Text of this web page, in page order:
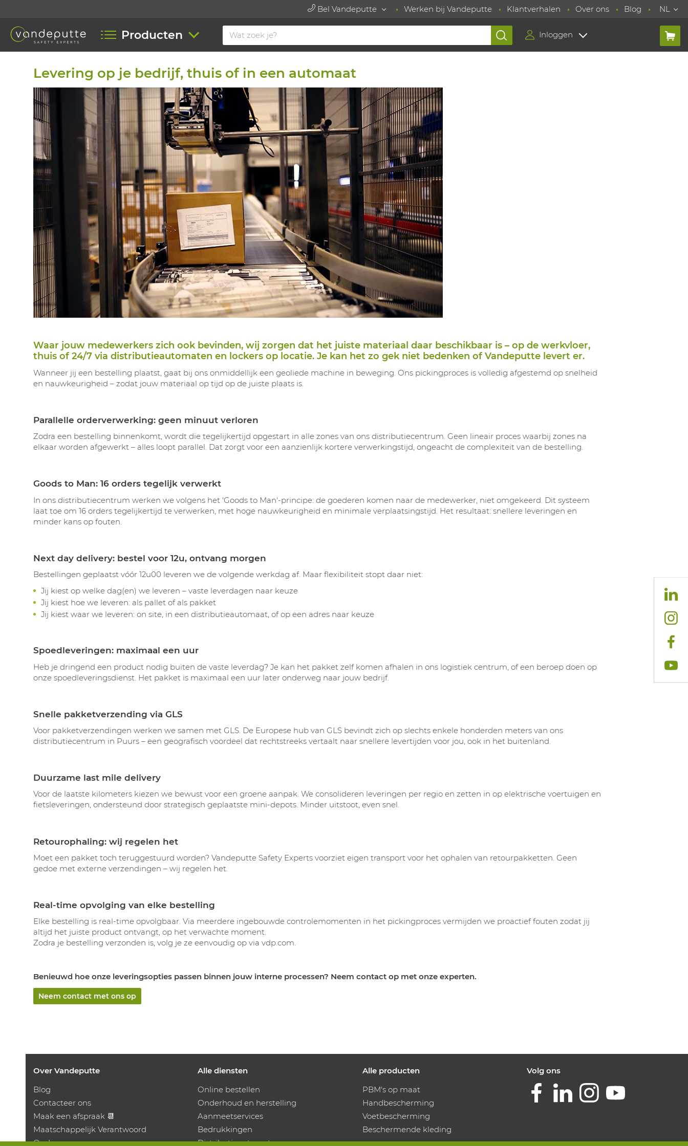
Bel Vandeputte Werken bij Vandeputte Klantverhalen Over ons Blog NL
Producten Inloggen
Levering op je bedrijf, thuis of in een automaat
Waar jouw medewerkers zich ook bevinden, wij zorgen dat het juiste materiaal daar beschikbaar is – op de werkvloer,
thuis of 24/7 via distributieautomaten en lockers op locatie. Je kan het zo gek niet bedenken of Vandeputte levert er.
Wanneer jij een bestelling plaatst, gaat bij ons onmiddellijk een geoliede machine in beweging. Ons pickingproces is volledig afgestemd op snelheid
en nauwkeurigheid – zodat jouw materiaal op tijd op de juiste plaats is.
Parallelle orderverwerking: geen minuut verloren
Zodra een bestelling binnenkomt, wordt die tegelijkertijd opgestart in alle zones van ons distributiecentrum. Geen lineair proces waarbij zones na
elkaar worden afgewerkt – alles loopt parallel. Dat zorgt voor een aanzienlijk kortere verwerkingstijd, ongeacht de complexiteit van de bestelling.
Goods to Man: 16 orders tegelijk verwerkt
In ons distributiecentrum werken we volgens het 'Goods to Man'-principe: de goederen komen naar de medewerker, niet omgekeerd. Dit systeem
laat toe om 16 orders tegelijkertijd te verwerken, met hoge nauwkeurigheid en minimale verplaatsingstijd. Het resultaat: snellere leveringen en
minder kans op fouten.
Next day delivery: bestel voor 12u, ontvang morgen
Bestellingen geplaatst vóór 12u00 leveren we de volgende werkdag af. Maar flexibiliteit stopt daar niet:
Jij kiest op welke dag(en) we leveren – vaste leverdagen naar keuze
Jij kiest hoe we leveren: als pallet of als pakket
Jij kiest waar we leveren: on site, in een distributieautomaat, of op een adres naar keuze
Spoedleveringen: maximaal een uur
Heb je dringend een product nodig buiten de vaste leverdag? Je kan het pakket zelf komen afhalen in ons logistiek centrum, of een beroep doen op
onze spoedleveringsdienst. Het pakket is maximaal een uur later onderweg naar jouw bedrijf.
Snelle pakketverzending via GLS
Voor pakketverzendingen werken we samen met GLS. De Europese hub van GLS bevindt zich op slechts enkele honderden meters van ons
distributiecentrum in Puurs – een geografisch voordeel dat rechtstreeks vertaalt naar snellere levertijden voor jou, ook in het buitenland.
Duurzame last mile delivery
Voor de laatste kilometers kiezen we bewust voor een groene aanpak. We consolideren leveringen per regio en zetten in op elektrische voertuigen en
fietsleveringen, ondersteund door strategisch geplaatste mini-depots. Minder uitstoot, even snel.
Retourophaling: wij regelen het
Moet een pakket toch teruggestuurd worden? Vandeputte Safety Experts voorziet eigen transport voor het ophalen van retourpakketten. Geen
gedoe met externe verzendingen – wij regelen het.
Real-time opvolging van elke bestelling
Elke bestelling is real-time opvolgbaar. Via meerdere ingebouwde controlemomenten in het pickingproces vermijden we proactief fouten zodat jij
altijd het juiste product ontvangt, op het verwachte moment.
Zodra je bestelling verzonden is, volg je ze eenvoudig op via vdp.com.
Benieuwd hoe onze leveringsopties passen binnen jouw interne processen? Neem contact op met onze experten.
Neem contact met ons op
Over Vandeputte
Blog
Contacteer ons
Maak een afspraak 📆
Maatschappelijk Verantwoord
Ondernemen
Alle diensten
Online bestellen
Onderhoud en herstelling
Aanmeetservices
Bedrukkingen
Distributieautomaten
Alle producten
PBM's op maat
Handbescherming
Voetbescherming
Beschermende kleding
Volg ons